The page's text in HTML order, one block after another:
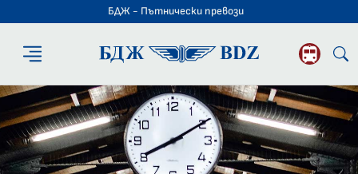
БДЖ - Пътнически превози
БДЖ -